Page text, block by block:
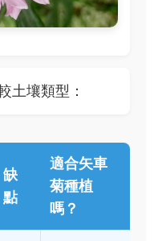
土壤類型：
缺
點
適合矢車
菊種植
嗎？